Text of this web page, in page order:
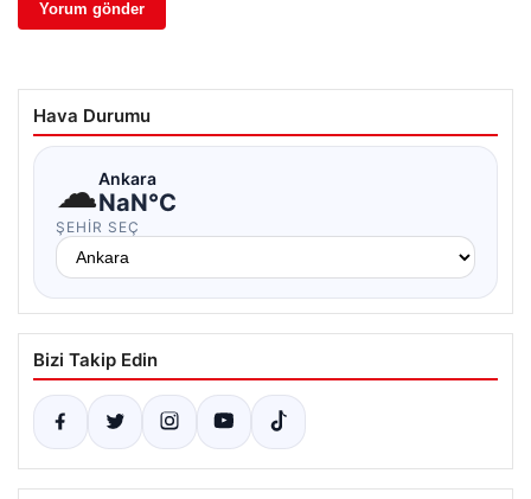
Hava Durumu
☁Ankara
NaN°C
ŞEHIR SEÇ
Bizi Takip Edin